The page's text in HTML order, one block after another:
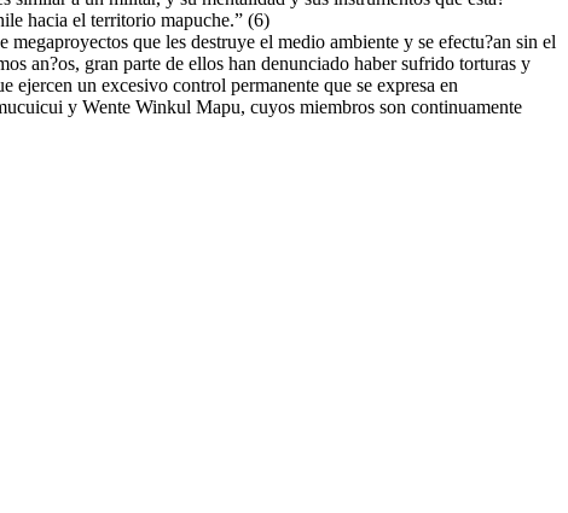
hacia el territorio mapuche.” (6)
que les destruye el medio ambiente y se efectu?an sin el
an?os, gran parte de ellos han denunciado haber sufrido torturas y
ejercen un excesivo control permanente que se expresa en
y Wente Winkul Mapu, cuyos miembros son continuamente